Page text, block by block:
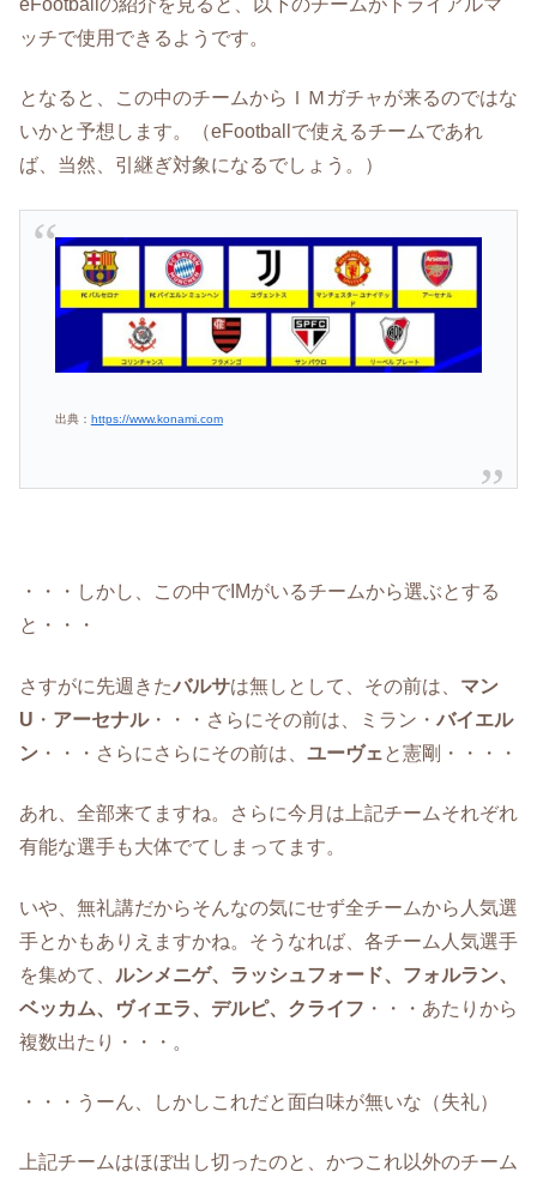
ッチで使用できるようです。
となると、この中のチームからＩＭガチャが来るのではな
いかと予想します。（eFootballで使えるチームであれ
ば、当然、引継ぎ対象になるでしょう。）
出典： https://www.konami.com
・・・しかし、この中でIMがいるチームから選ぶとする
と・・・
さすがに先週きたバルサは無しとして、その前は、 マン
U ・ アーセナル・・・さらにその前は、ミラン・ バイエル
ン ・・・さらにさらにその前は、 ユーヴェと憲剛・・・・
あれ、全部来てますね。さらに今月は上記チームそれぞれ
有能な選手も大体でてしまってます。
いや、無礼講だからそんなの気にせず全チームから人気選
手とかもありえますかね。そうなれば、各チーム人気選手
を集めて、 ルンメニゲ、ラッシュフォード、フォルラン、
ベッカム、ヴィエラ、デルピ、クライフ ・・・あたりから
複数出たり・・・。
・・・うーん、しかしこれだと面白味が無いな（失礼）
上記チームはほぼ出し切ったのと、かつこれ以外のチーム